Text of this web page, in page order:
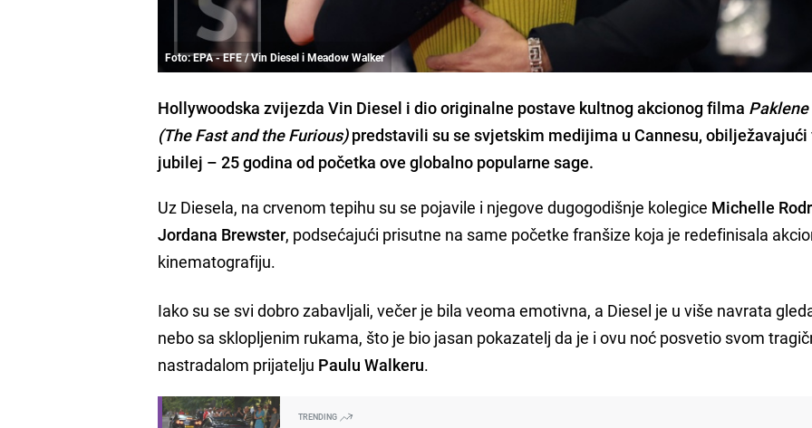
Foto: EPA - EFE / Vin Diesel i Meadow Walker
Hollywoodska zvijezda Vin Diesel i dio originalne postave kultnog akcionog filma
(The Fast and the Furious)predstavili su se svjetskim medijima u Cannesu,
jubilej – 25 godina od početka ove globalno popularne sage.
Uz Diesela, na crvenom tepihu su se pojavile i njegove dugogodišnje kolegice Michelle
Jordana Brewster, podsećajući prisutne na same početke franšize koja je redefinisala
kinematografiju.
Iako su se svi dobro zabavljali, večer je bila veoma emotivna, a Diesel je u više navrata
nebo sa sklopljenim rukama, što je bio jasan pokazatelj da je i ovu noć posvetio svom
nastradalom prijatelju Paulu Walkeru.
TRENDING